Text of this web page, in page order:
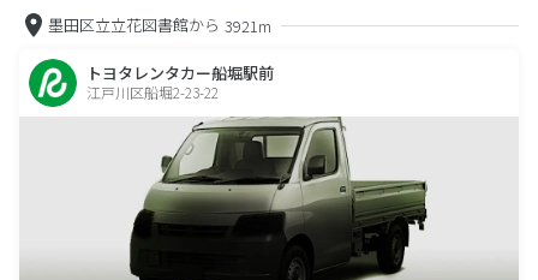
墨田区立立花図書館から 3921m
トヨタレンタカー船堀駅前
江戸川区船堀2-23-22